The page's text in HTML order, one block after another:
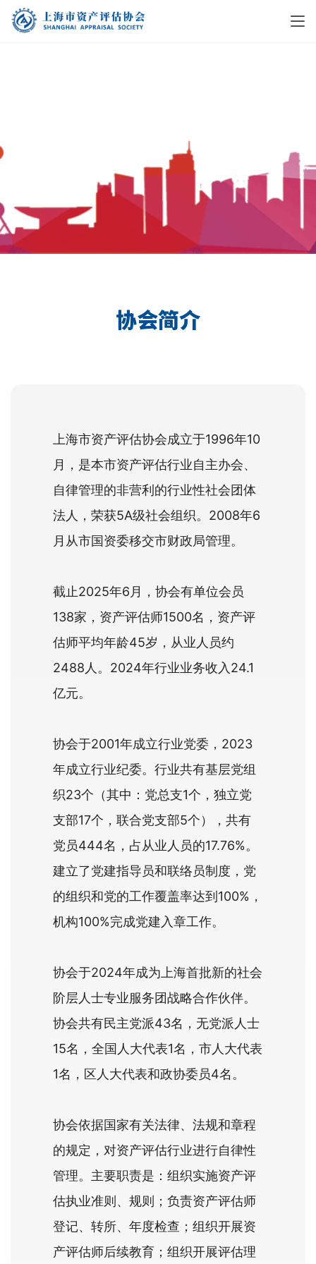
协会简介
上海市资产评估协会成立于1996年10
月，是本市资产评估行业自主办会、
自律管理的非营利的行业性社会团体
法人，荣获5A级社会组织。2008年6
月从市国资委移交市财政局管理。
截止2025年6月，协会有单位会员
138家，资产评估师1500名，资产评
估师平均年龄45岁，从业人员约
2488人。2024年行业业务收入24.1
亿元。
协会于2001年成立行业党委，2023
年成立行业纪委。行业共有基层党组
织23个（其中：党总支1个，独立党
支部17个，联合党支部5个），共有
党员444名，占从业人员的17.76%。
建立了党建指导员和联络员制度，党
的组织和党的工作覆盖率达到100%，
机构100%完成党建入章工作。
协会于2024年成为上海首批新的社会
阶层人士专业服务团战略合作伙伴。
协会共有民主党派43名，无党派人士
15名，全国人大代表1名，市人大代表
1名，区人大代表和政协委员4名。
协会依据国家有关法律、法规和章程
的规定，对资产评估行业进行自律性
管理。主要职责是：组织实施资产评
估执业准则、规则；负责资产评估师
登记、转所、年度检查；组织开展资
产评估师后续教育；组织开展评估理